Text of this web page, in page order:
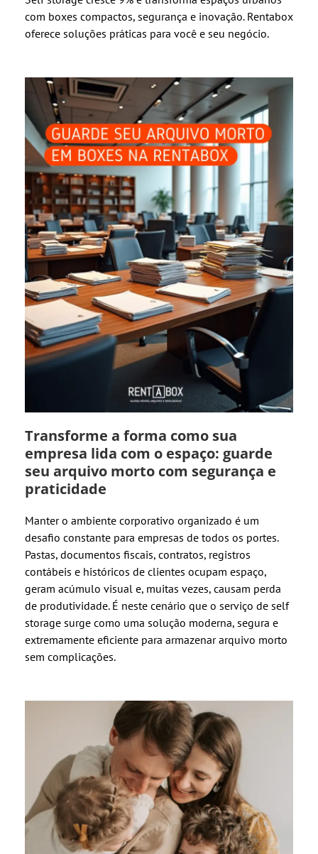
com boxes compactos, segurança e inovação. Rentabox
oferece soluções práticas para você e seu negócio.
Transforme a forma como sua
empresa lida com o espaço: guarde
seu arquivo morto com segurança e
praticidade
Manter o ambiente corporativo organizado é um
desafio constante para empresas de todos os portes.
Pastas, documentos fiscais, contratos, registros
contábeis e históricos de clientes ocupam espaço,
geram acúmulo visual e, muitas vezes, causam perda
de produtividade. É neste cenário que o serviço de self
storage surge como uma solução moderna, segura e
extremamente eficiente para armazenar arquivo morto
sem complicações.